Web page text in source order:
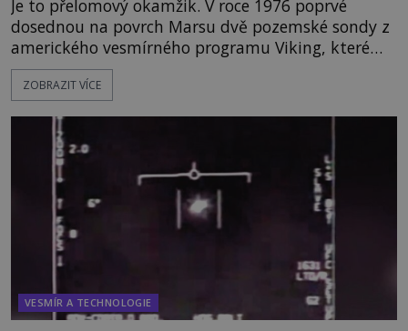
Je to přelomový okamžik. V roce 1976 poprvé
dosednou na povrch Marsu dvě pozemské sondy z
amerického vesmírného programu Viking, které
jsou schopny pořídit fotografie záhadami
opředené rudé planety. Viking 1 zde zaznamená
zvané Cydonie totiž zachytí podivný útvar
připomínající lidskou tvář. NASA (Národní úřad
ZOBRAZIT VÍCE
VESMÍR A TECHNOLOGIE